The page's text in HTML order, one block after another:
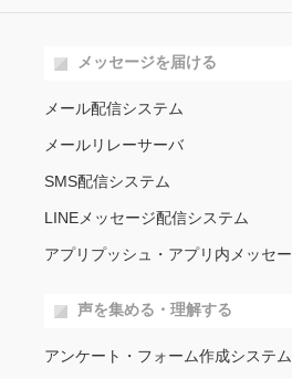
メッセージを届ける
メール配信システム
メールリレーサーバ
SMS配信システム
LINEメッセージ配信システム
アプリプッシュ・アプリ内メッセ
声を集める・理解する
アンケート・フォーム作成システム